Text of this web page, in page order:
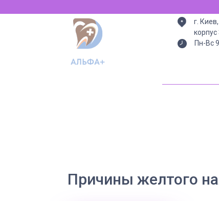
г.
корпус
Пн-Вс
Причины желтого